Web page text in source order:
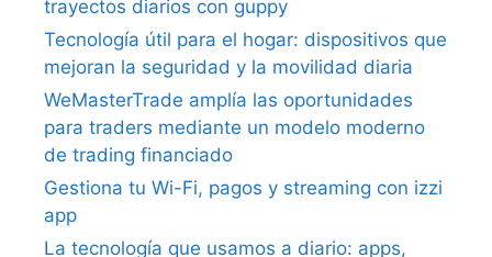
trayectos diarios con guppy
Tecnología útil para el hogar: dispositivos que
mejoran la seguridad y la movilidad diaria
WeMasterTrade amplía las oportunidades
para traders mediante un modelo moderno
de trading financiado
Gestiona tu Wi-Fi, pagos y streaming con izzi
app
La tecnología que usamos a diario: apps,